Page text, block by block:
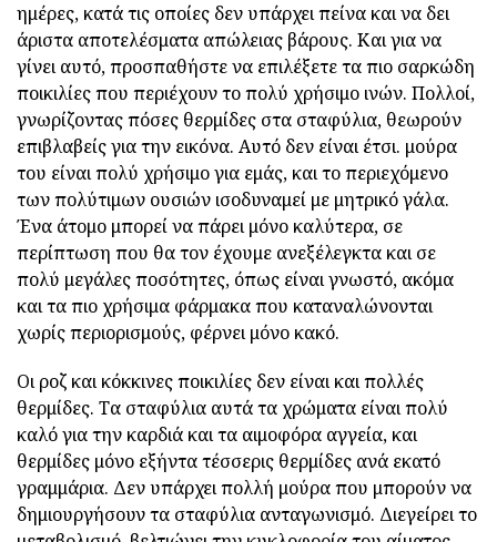
ημέρες, κατά τις οποίες δεν υπάρχει πείνα και να δει
άριστα αποτελέσματα απώλειας βάρους. Και για να
γίνει αυτό, προσπαθήστε να επιλέξετε τα πιο σαρκώδη
ποικιλίες που περιέχουν το πολύ χρήσιμο ινών. Πολλοί,
γνωρίζοντας πόσες θερμίδες στα σταφύλια, θεωρούν
επιβλαβείς για την εικόνα. Αυτό δεν είναι έτσι. μούρα
του είναι πολύ χρήσιμο για εμάς, και το περιεχόμενο
των πολύτιμων ουσιών ισοδυναμεί με μητρικό γάλα.
Ένα άτομο μπορεί να πάρει μόνο καλύτερα, σε
περίπτωση που θα τον έχουμε ανεξέλεγκτα και σε
πολύ μεγάλες ποσότητες, όπως είναι γνωστό, ακόμα
και τα πιο χρήσιμα φάρμακα που καταναλώνονται
χωρίς περιορισμούς, φέρνει μόνο κακό.
Οι ροζ και κόκκινες ποικιλίες δεν είναι και πολλές
θερμίδες. Τα σταφύλια αυτά τα χρώματα είναι πολύ
καλό για την καρδιά και τα αιμοφόρα αγγεία, και
θερμίδες μόνο εξήντα τέσσερις θερμίδες ανά εκατό
γραμμάρια. Δεν υπάρχει πολλή μούρα που μπορούν να
δημιουργήσουν τα σταφύλια ανταγωνισμό. Διεγείρει το